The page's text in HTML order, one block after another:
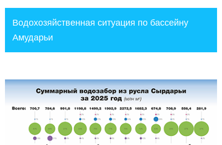
Водохозяйственная ситуация по бассейну
Амударьи